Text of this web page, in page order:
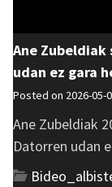
Ane Zubeldiak
udan ez gara
Posted on 2026-05-
Ane Zubeldiak
Datorren udan